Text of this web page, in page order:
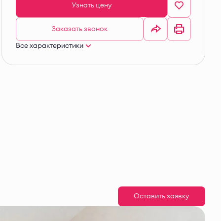
Узнать цену
Заказать звонок
Все характеристики
Оставить заявку